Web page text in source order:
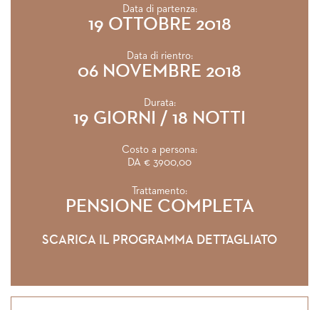
Data di partenza:
19 OTTOBRE 2018
Data di rientro:
06 NOVEMBRE 2018
Durata:
19 GIORNI / 18 NOTTI
Costo a persona:
DA € 3900,00
Trattamento:
PENSIONE COMPLETA
SCARICA IL PROGRAMMA DETTAGLIATO